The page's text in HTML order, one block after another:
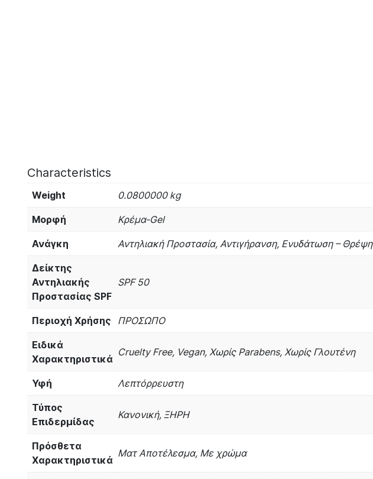
Characteristics
Weight 0.0800000 kg
Μορφή Κρέμα-Gel
Ανάγκη Αντηλιακή Προστασία, Αντιγήρανση, Ενυδάτωση – Θρέψη
Δείκτης
Αντηλιακής
Προστασίας SPF
SPF 50
Περιοχή Χρήσης ΠΡΟΣΩΠΟ
Ειδικά
Χαρακτηριστικά
Cruelty Free, Vegan, Χωρίς Parabens, Χωρίς Γλουτένη
Υφή Λεπτόρρευστη
Τύπος
Επιδερμίδας
Κανονική, ΞΗΡΗ
Πρόσθετα
Χαρακτηριστικά
Ματ Αποτέλεσμα, Με χρώμα